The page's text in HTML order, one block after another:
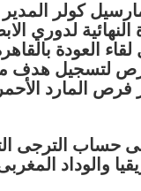
كولر المدير
النهائية
العودة
لتسجيل هدف
فرص المارد
حساب الترجى
والوداد